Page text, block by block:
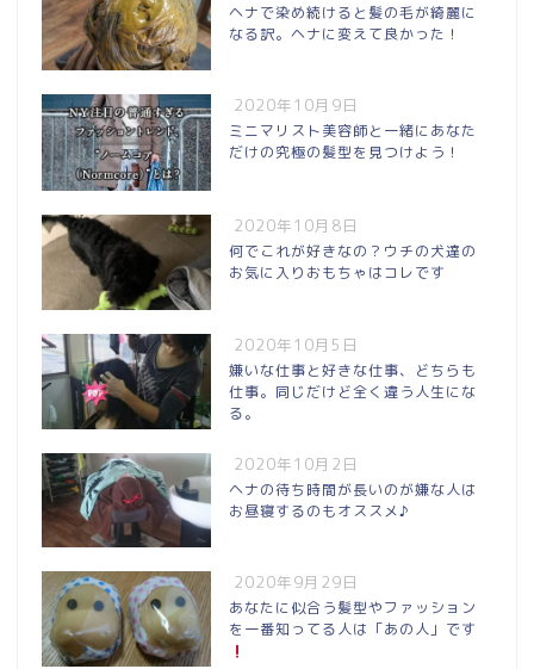
ヘナで染め続けると髪の毛が綺麗に
なる訳。ヘナに変えて良かった！
2020年10月9日
ミニマリスト美容師と一緒にあなた
だけの究極の髪型を見つけよう！
2020年10月8日
何でこれが好きなの？ウチの犬達の
お気に入りおもちゃはコレです
2020年10月5日
嫌いな仕事と好きな仕事、どちらも
仕事。同じだけど全く違う人生にな
る。
2020年10月2日
ヘナの待ち時間が長いのが嫌な人は
お昼寝するのもオススメ♪
2020年9月29日
あなたに似合う髪型やファッション
を一番知ってる人は「あの人」です